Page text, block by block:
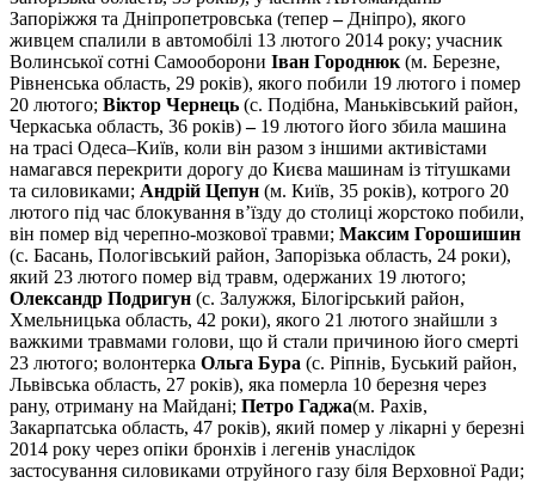
Запоріжжя та Дніпропетровська (тепер– Дніпро), якого
живцем спалили в автомобілі 13 лютого 2014 року; учасник
Волинської сотні Самооборони Іван Городнюк (м. Березне,
Рівненська область, 29 років), якого побили 19 лютого і помер
20 лютого; Віктор Чернець (с. Подібна, Маньківський район,
Черкаська область, 36 років)–19 лютого його збила машина
на трасі Одеса–Київ, коли він разом з іншими активістами
намагався перекрити дорогу до Києва машинам із тітушками
та силовиками; Андрій Цепун (м. Київ, 35 років), котрого 20
лютого під час блокування в’їзду до столиці жорстоко побили,
він помер від черепно-мозкової травми; Максим Горошишин
(с. Басань, Пологівський район, Запорізька область, 24 роки),
який 23 лютого помер від травм, одержаних 19 лютого;
Олександр Подригун (с. Залужжя, Білогірський район,
Хмельницька область, 42 роки), якого 21 лютого знайшли з
важкими травмами голови, що й стали причиною його смерті
23 лютого; волонтерка Ольга Бура (с. Ріпнів, Буський район,
Львівська область, 27 років), яка померла 10 березня через
рану, отриману на Майдані; Петро Гаджа(м. Рахів,
Закарпатська область, 47 років), який помер у лікарні у березні
2014 року через опіки бронхів і легенів унаслідок
застосування силовиками отруйного газу біля Верховної Ради;